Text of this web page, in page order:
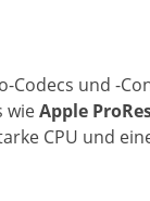
Codecs und -
wieApple
CPU und